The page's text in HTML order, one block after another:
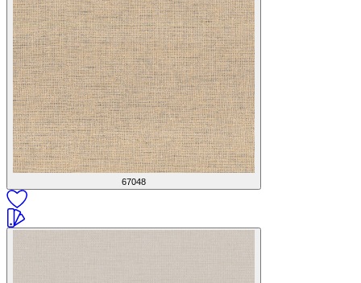
67048